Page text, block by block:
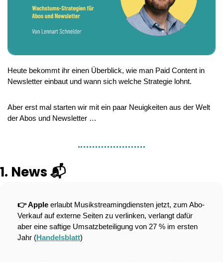
Heute bekommt ihr einen Überblick, wie man Paid Content in
Newsletter einbaut und wann sich welche Strategie lohnt.
Aber erst mal starten wir mit ein paar Neuigkeiten aus der Welt
der Abos und Newsletter …
1. News 📬
👉 Apple erlaubt Musikstreamingdiensten jetzt, zum Abo-
Verkauf auf externe Seiten zu verlinken, verlangt dafür
aber eine saftige Umsatzbeteiligung von 27 % im ersten
Jahr (Handelsblatt)